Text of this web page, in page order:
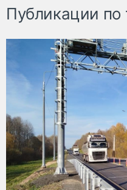
Публикации по